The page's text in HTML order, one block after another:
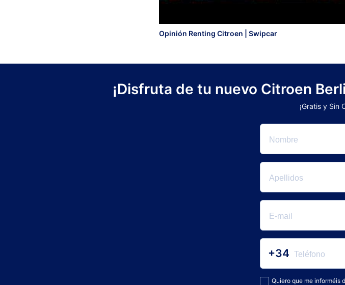
Opinión Renting Citroen | Swipcar
¡Disfruta de tu nuevo Citroen
¡Gratis y Sin
+34
Quiero que me informéis